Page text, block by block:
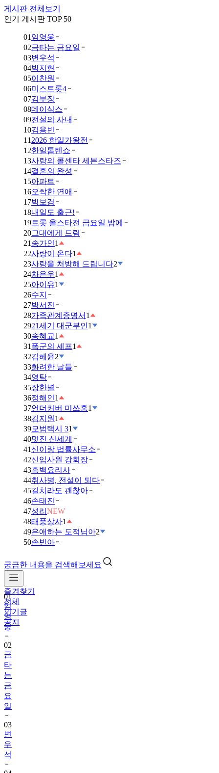
게시판 전체보기
인기 게시판 TOP 50
01 임영웅
02금타는 금요일
03변우석
04박지현
05이찬원
06미스트롯4
07김부장
08데이식스
09전설의 사내
10김용빈
11 2026 한일가왕전
12한일톱텐쇼
13사랑의 콜센타 세븐스타즈
14결혼의 완성
15아파트
16오싹한 연애
17박보검
18내일도 출근!
19트롯 올스타전 금요일 밤에
20그대에게 드림
21 송가인1
22사랑이 온다1
23사랑을 처방해 드립니다2
24차은우1
25아이유1
26수지
27박서진
28가족관계증명서 1
2921세기 대군부인1
30송혜교1
31 폭군의 셰프1
32김혜윤2
33화려한 날들
34영탁
35장한별
36정해인1
37언더커버 미쓰홍1
38김지원 1
39모범택시 31
40멋진 신세계
41 신이랑 법률사무소
42신입사원 강회장
43흑백요리사
44취사병, 전설이 되다
45길치라도 괜찮아
46손태진
47성리 NEW
48태풍상사1
49은애하는 도적님아2
50손빈아
궁금한 내용을 검색해보세요
즐겨찾기
전체
인기글
공지
01
임
영
웅
02
금
타
는
금
요
일
03
변
우
석